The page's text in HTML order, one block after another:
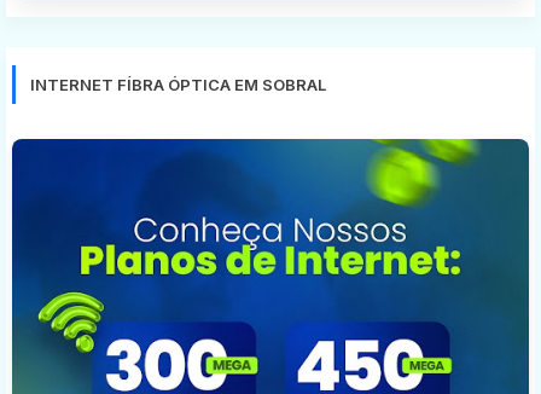
INTERNET FÍBRA ÓPTICA EM SOBRAL